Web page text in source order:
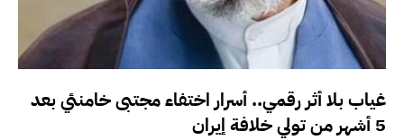
غياب بلا أثر رقمي.. أسرار اختفاء مجتبى خامنئي بعد
5 أشهر من تولي خلافة إيران